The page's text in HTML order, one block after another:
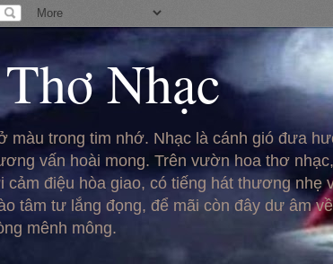
Nhạc
màu trong tim nhớ. Nhạc là cánh gió đưa
vấn hoài mong. Trên vườn hoa thơ
điệu hòa giao, có tiếng hát thương nhẹ
tâm tư lắng đọng, để mãi còn đây dư âm
mênh mông.